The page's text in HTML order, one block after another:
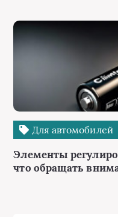
Для автомобилей
Элементы
что обращать